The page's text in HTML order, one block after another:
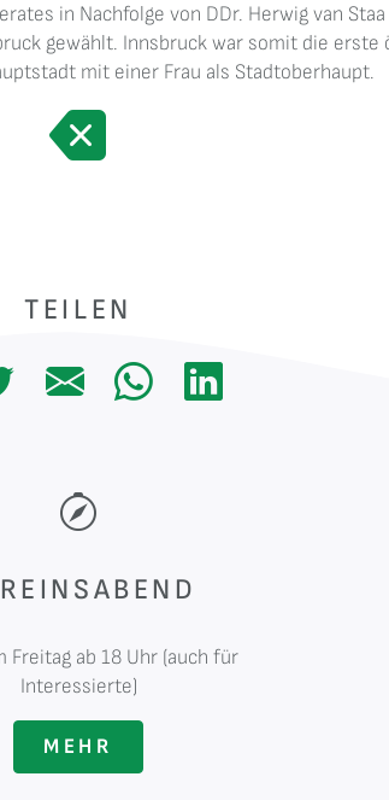
in Nachfolge von DDr. Herwig van
gewählt. Innsbruck war somit die erste
mit einer Frau als Stadtoberhaupt.
TEILEN
Freitag ab 18 Uhr (auch für
Interessierte)
MEHR